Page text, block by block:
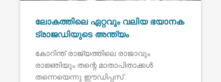
ലോകത്തിലെ ഏറ്റവും വലിയ ഭയാനക
ട്രാജഡിയുടെ അന്ത്യം
കോറിന്ത് രാജ്യത്തിലെ രാജാവും
രാജ്ഞിയും തന്റെ മാതാപിതാക്കൾ
തന്നെയെന്നു ഈഡിപ്പസ്